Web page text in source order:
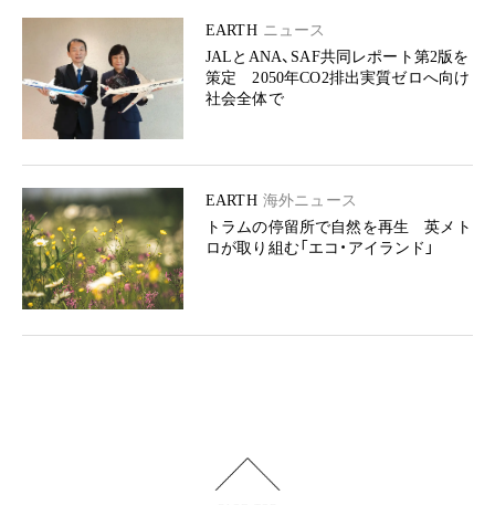
EARTH ニュース
JALとANA、SAF共同レポート第2版を
策定 2050年CO2排出実質ゼロへ向け
社会全体で
EARTH 海外ニュース
トラムの停留所で自然を再生 英メト
ロが取り組む「エコ・アイランド」